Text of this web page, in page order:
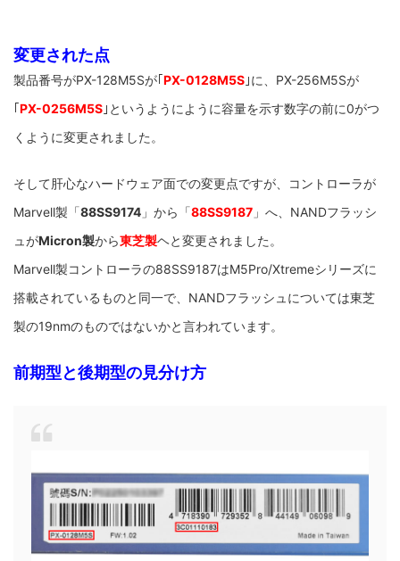
変更された点
製品番号がPX-128M5Sが｢PX-0128M5S ｣に、PX-256M5Sが
｢PX-0256M5S ｣というようにように容量を示す数字の前に0がつ
くように変更されました。
そして肝心なハードウェア面での変更点ですが、コントローラが
Marvell製「88SS9174 」から「88SS9187 」へ、NANDフラッシ
ュがMicron製から東芝製ヘと変更されました。
Marvell製コントローラの88SS9187はM5Pro/Xtremeシリーズに
搭載されているものと同一で、NANDフラッシュについては東芝
製の19nmのものではないかと言われています。
前期型と後期型の見分け方